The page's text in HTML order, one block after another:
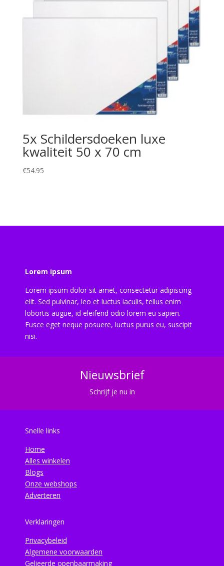
5x Schildersdoeken luxe
kwaliteit 50 x 70 cm
€54.95
Lorem ipsum
Lorem ipsum dolor sit amet, consectetur adipiscing
elit. Sed pulvinar, leo et luctus iaculis, tellus enim
lobortis augue, id eleifend odio lorem eu sapien.
Fusce eget neque posuere, luctus purus eu, suscipit
nisi.
Nieuwsbrief
Schrijf je nu in
Snelle links
Home
Alles winkelen
Blogs
Onze webshops
Adverteren
Verklaringen
Privacybeleid
Algemene voorwaarden
Gelieerde openbaarmaking